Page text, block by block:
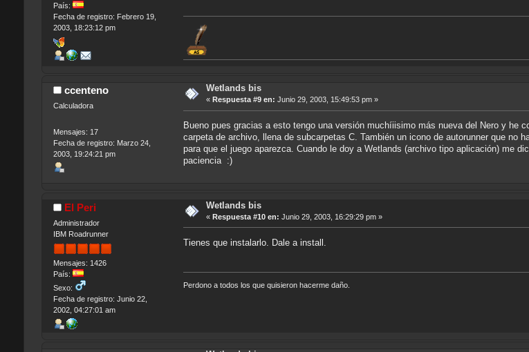
País:
Fecha de registro: Febrero 19,
2003, 18:23:12 pm
ccenteno
Calculadora
Mensajes: 17
Fecha de registro: Marzo 24,
2003, 19:24:21 pm
Wetlands bis
« Respuesta #9 en: Junio 29, 2003, 15:49:53 pm »
Bueno pues gracias a esto tengo una versión muchíiisimo más nueva del Nero y he
carpeta de archivo, llena de subcarpetas C. También un icono de autorunner que
para que el juego aparezca. Cuando le doy a Wetlands (archivo tipo aplicación) me
paciencia :)
El Peri
Administrador
IBM Roadrunner
Mensajes: 1426
País:
Sexo:
Fecha de registro: Junio 22,
2002, 04:27:01 am
Wetlands bis
« Respuesta #10 en: Junio 29, 2003, 16:29:29 pm »
Tienes que instalarlo. Dale a install.
Perdono a todos los que quisieron hacerme daño.